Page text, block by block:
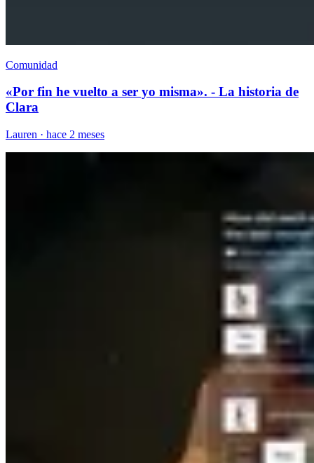
Comunidad
«Por fin he vuelto a ser yo misma». - La historia de
Clara
Lauren · hace 2 meses